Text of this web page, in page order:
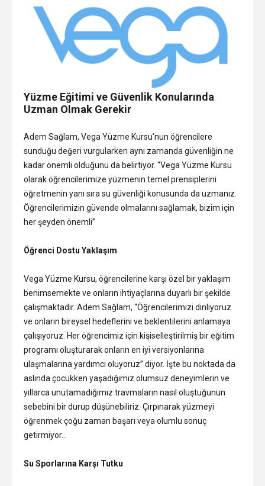
Yüzme Eğitimi ve Güvenlik Konularında
Uzman Olmak Gerekir
Adem Sağlam, Vega Yüzme Kursu’nun öğrencilere
sunduğu değeri vurgularken aynı zamanda güvenliğin ne
kadar önemli olduğunu da belirtiyor. “Vega Yüzme Kursu
olarak öğrencilerimize yüzmenin temel prensiplerini
öğretmenin yanı sıra su güvenliği konusunda da uzmanız.
Öğrencilerimizin güvende olmalarını sağlamak, bizim için
her şeyden önemli”
Öğrenci Dostu Yaklaşım
Vega Yüzme Kursu, öğrencilerine karşı özel bir yaklaşım
benimsemekte ve onların ihtiyaçlarına duyarlı bir şekilde
çalışmaktadır. Adem Sağlam, “Öğrencilerimizi dinliyoruz
ve onların bireysel hedeflerini ve beklentilerini anlamaya
çalışıyoruz. Her öğrencimiz için kişiselleştirilmiş bir eğitim
programı oluşturarak onların en iyi versiyonlarına
ulaşmalarına yardımcı oluyoruz” diyor. İşte bu noktada da
aslında çocukken yaşadığımız olumsuz deneyimlerin ve
yıllarca unutamadığımız travmaların nasıl oluştuğunun
sebebini bir durup düşünebiliriz. Çırpınarak yüzmeyi
öğrenmek çoğu zaman başarı veya olumlu sonuç
getirmiyor…
Su Sporlarına Karşı Tutku